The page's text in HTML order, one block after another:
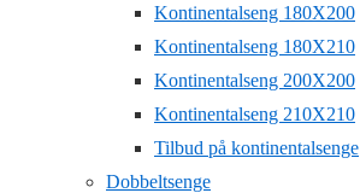
Kontinentalseng 180X200
Kontinentalseng 180X210
Kontinentalseng 200X200
Kontinentalseng 210X210
Tilbud på kontinentalsenge
Dobbeltsenge